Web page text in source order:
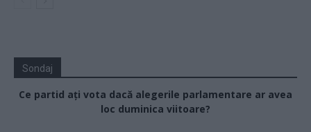
Sondaj
Ce partid ați vota dacă alegerile parlamentare ar avea
loc duminica viitoare?